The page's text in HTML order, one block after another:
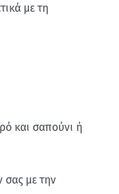
με τη
και σαπούνι ή
σας με την